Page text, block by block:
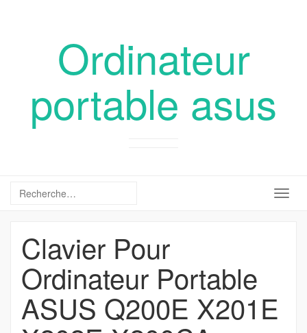
Ordinateur
portable asus
Clavier Pour
Ordinateur Portable
ASUS Q200E X201E